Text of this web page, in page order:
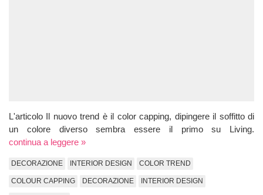
L'articolo Il nuovo trend è il color capping, dipingere il soffitto di
un colore diverso sembra essere il primo su Living.
continua a leggere »
DECORAZIONE INTERIOR DESIGN COLOR TREND
COLOUR CAPPING DECORAZIONE INTERIOR DESIGN